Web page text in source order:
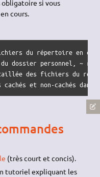
obligatoire si vous
cours.
du répertoire en
dossier personnel, ~
des fichiers du
et non-cachés dans
(très court et concis).
tutoriel expliquant les